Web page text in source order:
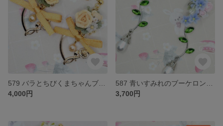
4,000円
3,700円